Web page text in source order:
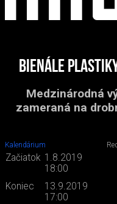
Bienále
Medzinárodná
zameraná na
Kalendárium
Začiatok 1.8.2019
18:00
Koniec
13.9.2019
17:00